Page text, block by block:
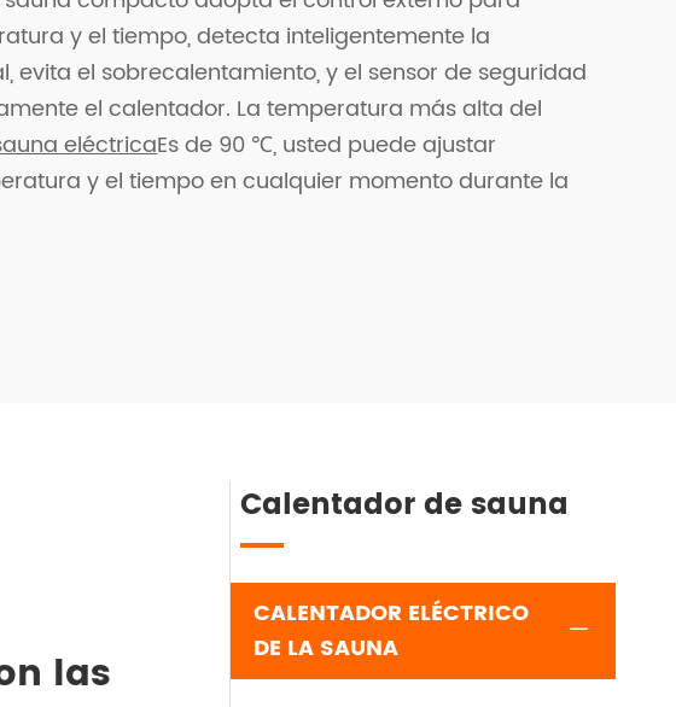
y el tiempo, detecta inteligentemente la
evita el sobrecalentamiento, y el sensor de seguridad
el calentador. La temperatura más alta del
eléctricaEs de 90 ℃, usted puede ajustar
y el tiempo en cualquier momento durante la
las
Calentador de sauna
CALENTADOR ELÉCTRICO
DE LA SAUNA